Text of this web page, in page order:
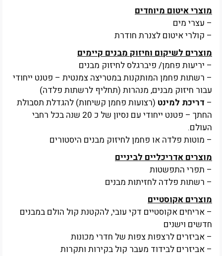
מוצרי איטום מיוחדים
– עצרי מים
– קולרי איטום לצנרת חודרת
מוצרים לשיקום וחיזוק מבנים קיימים
– יריעות פחמן/ פיברגלס לחיזוק מבנים
– רשתות פחמן המותקנות במטריצה צמנטית – פטנט ייחודי
עבור חיזוק מבנים, מנהרות (תחליף לרשתות פלדה)
– דריכת למינט (רצועות פחמן קשיחות) להגדלת תסבולת
החתך – פטנט ייחודי עם נסיון של כ 20 שנה בכל רחבי
העולם.
– מוטות פלדה או פחמן לחיזוק מבנים היסטורים
מוצרים אדריכליים לביניים
– תפרי התפשטות
– רשתות פלדה לחזיתות מבנים
מוצרים אקוסטיים
– אריחים אקוסטיים דקי עובי, להקטנת קול הולם במבנים
חדשים וישנים
– אביזרים לרצפות צפות של חדרי מכונות
– אביזרים לבידוד מעבר קול בקירות ותקרות